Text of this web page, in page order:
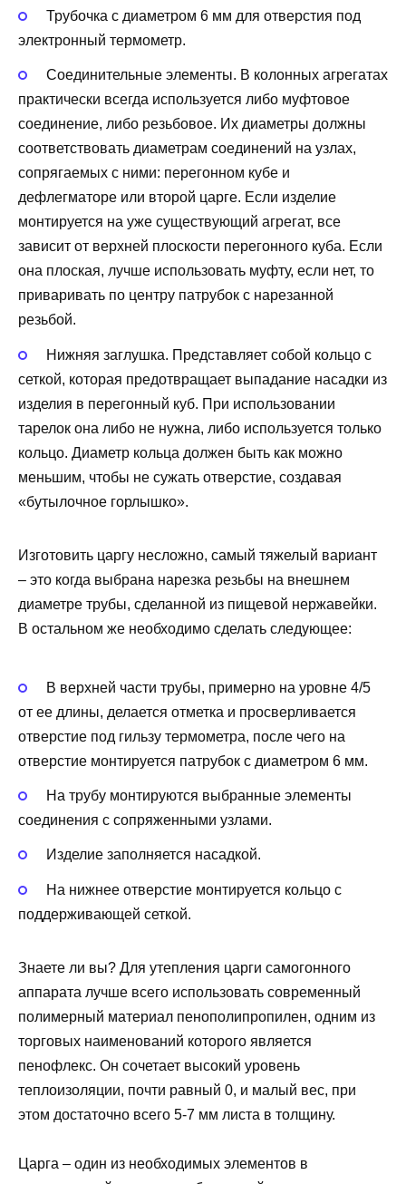
Трубочка с диаметром 6 мм для отверстия под
электронный термометр.
Соединительные элементы. В колонных агрегатах
практически всегда используется либо муфтовое
соединение, либо резьбовое. Их диаметры должны
соответствовать диаметрам соединений на узлах,
сопрягаемых с ними: перегонном кубе и
дефлегматоре или второй царге. Если изделие
монтируется на уже существующий агрегат, все
зависит от верхней плоскости перегонного куба. Если
она плоская, лучше использовать муфту, если нет, то
приваривать по центру патрубок с нарезанной
резьбой.
Нижняя заглушка. Представляет собой кольцо с
сеткой, которая предотвращает выпадание насадки из
изделия в перегонный куб. При использовании
тарелок она либо не нужна, либо используется только
кольцо. Диаметр кольца должен быть как можно
меньшим, чтобы не сужать отверстие, создавая
«бутылочное горлышко».
Изготовить царгу несложно, самый тяжелый вариант
– это когда выбрана нарезка резьбы на внешнем
диаметре трубы, сделанной из пищевой нержавейки.
В остальном же необходимо сделать следующее:
В верхней части трубы, примерно на уровне 4/5
от ее длины, делается отметка и просверливается
отверстие под гильзу термометра, после чего на
отверстие монтируется патрубок с диаметром 6 мм.
На трубу монтируются выбранные элементы
соединения с сопряженными узлами.
Изделие заполняется насадкой.
На нижнее отверстие монтируется кольцо с
поддерживающей сеткой.
Знаете ли вы? Для утепления царги самогонного
аппарата лучше всего использовать современный
полимерный материал пенополипропилен, одним из
торговых наименований которого является
пенофлекс. Он сочетает высокий уровень
теплоизоляции, почти равный 0, и малый вес, при
этом достаточно всего 5-7 мм листа в толщину.
Царга – один из необходимых элементов в